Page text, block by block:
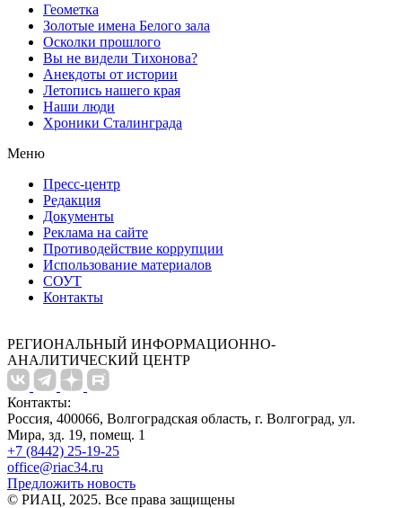
Геометка
Золотые имена Белого зала
Осколки прошлого
Вы не видели Тихонова?
Анекдоты от истории
Летопись нашего края
Наши люди
Хроники Сталинграда
Меню
Пресс-центр
Редакция
Документы
Реклама на сайте
Противодействие коррупции
Использование материалов
СОУТ
Контакты
РЕГИОНАЛЬНЫЙ ИНФОРМАЦИОННО-
АНАЛИТИЧЕСКИЙ ЦЕНТР
Контакты:
Россия, 400066, Волгоградская область, г. Волгоград, ул.
Мира, зд. 19, помещ. 1
+7 (8442) 25-19-25
office@riac34.ru
Предложить новость
© РИАЦ, 2025. Все права защищены